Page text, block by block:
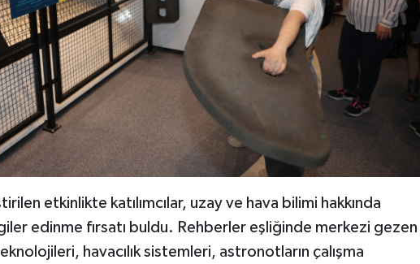
etkinlikte katılımcılar, uzay ve hava bilimi hakkında
edinme fırsatı buldu. Rehberler eşliğinde merkezi gezen
havacılık sistemleri, astronotların çalışma